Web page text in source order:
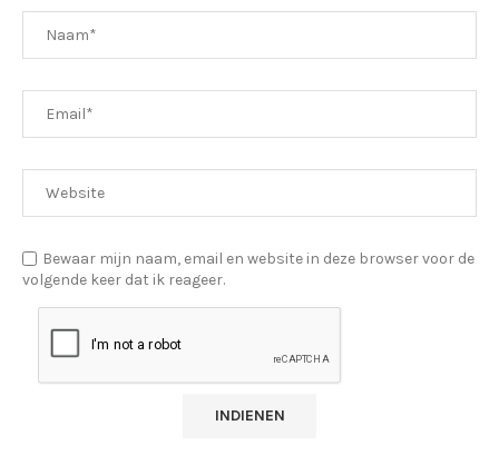
Bewaar mijn naam, email en website in deze browser voor de
volgende keer dat ik reageer.